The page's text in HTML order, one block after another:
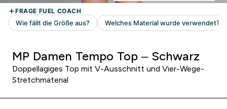
MP Damen Tempo Top – Schwarz
Doppellagiges Top mit V-Ausschnitt und Vier-Wege-
Stretchmaterial